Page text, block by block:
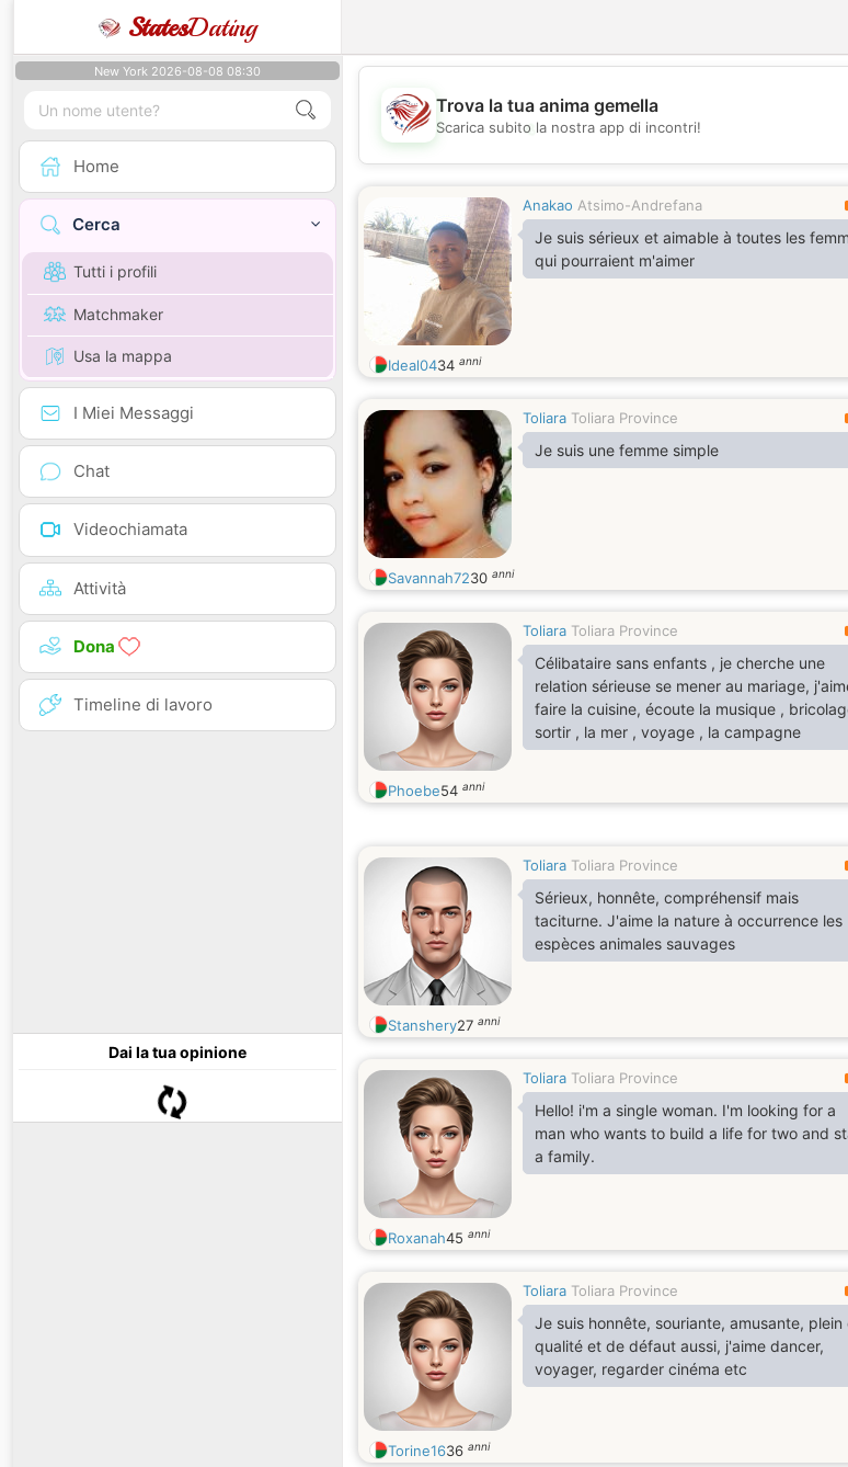
StatesDating
New York 2026-08-08 08:30
Home
Cerca
Tutti i profili
Matchmaker
Usa la mappa
I Miei Messaggi
Chat
Videochiamata
Attività
Dona
Timeline di lavoro
Dai la tua opinione
💖
💕
Trova la tua anima gemella
Scarica subito la nostra app di incontri!
Anakao Atsimo-Andrefana
Je suis sérieux et aimable à toutes les
qui pourraient m'aimer
Ideal0434 anni
Toliara Toliara Province
Je suis une femme simple
Savannah7230 anni
Toliara Toliara Province
Célibataire sans enfants , je cherche une
relation sérieuse se mener au mariage,
faire la cuisine, écoute la musique ,
sortir , la mer , voyage , la campagne
Phoebe54 anni
Toliara Toliara Province
Sérieux, honnête, compréhensif mais
taciturne. J'aime la nature à occurrence les
espèces animales sauvages
Stanshery27 anni
Toliara Toliara Province
Hello! i'm a single woman. I'm looking for a
man who wants to build a life for two and
a family.
Roxanah45 anni
Toliara Toliara Province
Je suis honnête, souriante, amusante, plein
qualité et de défaut aussi, j'aime dancer,
voyager, regarder cinéma etc
Torine1636 anni